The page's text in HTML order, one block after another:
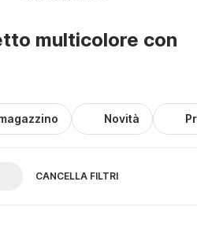
multicolore con
Novità
CANCELLA FILTRI